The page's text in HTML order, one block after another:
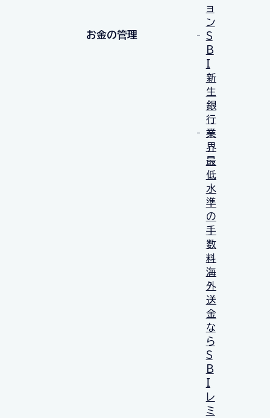
ョ
ン
お金の管理
S
B
I
新
生
銀
行
業
界
最
低
水
準
の
手
数
料
海
外
送
金
な
ら
S
B
I
レ
ミ